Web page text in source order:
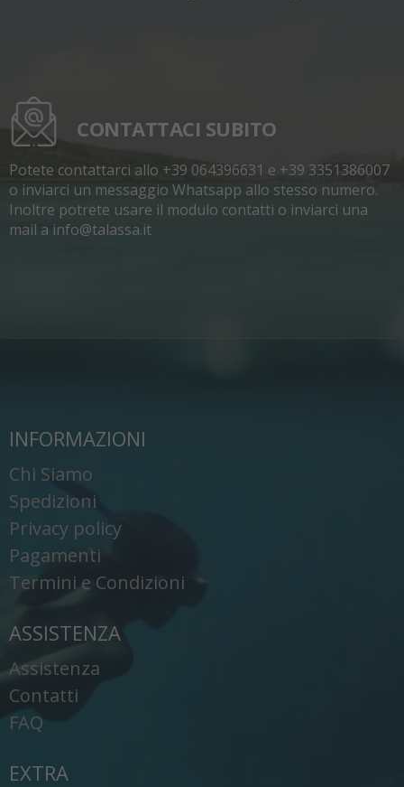
CONTATTACI SUBITO
Potete contattarci allo +39 064396631 e +39 3351386007
o inviarci un messaggio Whatsapp allo stesso numero.
Inoltre potrete usare il modulo contatti o inviarci una
mail a info@talassa.it
INFORMAZIONI
Chi Siamo
Spedizioni
Privacy policy
Pagamenti
Termini e Condizioni
ASSISTENZA
Assistenza
Contatti
FAQ
EXTRA